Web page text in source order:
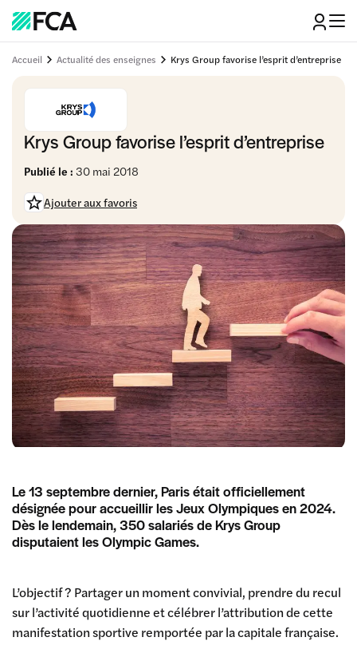
Accueil Actualité des enseignes Krys Group favorise l’esprit d’entreprise
Krys Group favorise l’esprit d’entreprise
Publié le : 30 mai 2018
Ajouter aux favoris
Le 13 septembre dernier, Paris était officiellement
désignée pour accueillir les Jeux Olympiques en 2024.
Dès le lendemain, 350 salariés de Krys Group
disputaient les Olympic Games.
L’objectif ? Partager un moment convivial, prendre du recul
sur l’activité quotidienne et célébrer l’attribution de cette
manifestation sportive remportée par la capitale française.